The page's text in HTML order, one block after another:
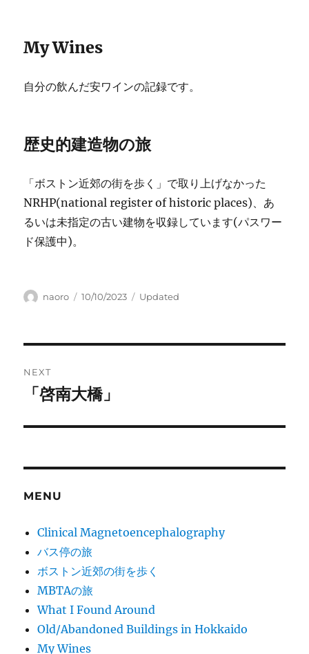
My Wines
自分の飲んだ安ワインの記録です。
歴史的建造物の旅
「ボストン近郊の街を歩く」で取り上げなかった
NRHP(national register of historic places)、あ
るいは未指定の古い建物を収録しています(パスワー
ド保護中)。
Author
naoro
Posted
10/10/2023 Categories
Updated
navigation
NEXT
Next
「啓南大橋」
MENU
Clinical Magnetoencephalography
バス停の旅
ボストン近郊の街を歩く
MBTAの旅
What I Found Around
Old/Abandoned Buildings in Hokkaido
My Wines